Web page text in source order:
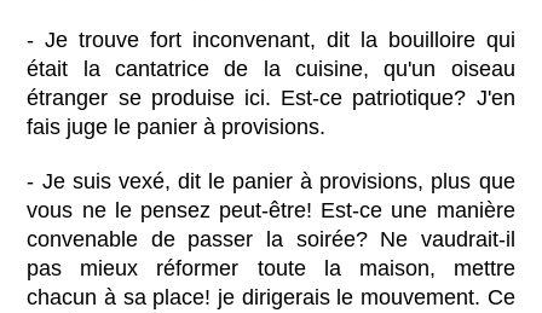
- Je trouve fort inconvenant, dit la bouilloire qui
était la cantatrice de la cuisine, qu'un oiseau
étranger se produise ici. Est-ce patriotique? J'en
fais juge le panier à provisions.
- Je suis vexé, dit le panier à provisions, plus que
vous ne le pensez peut-être! Est-ce une manière
convenable de passer la soirée? Ne vaudrait-il
pas mieux réformer toute la maison, mettre
chacun à sa place! je dirigerais le mouvement. Ce